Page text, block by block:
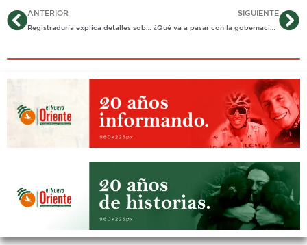
AntANTERIOR
Registraduría explica detalles sobre la jornada electoral
SIGUIENTE
¿Qué va a pasar con la gobernación?